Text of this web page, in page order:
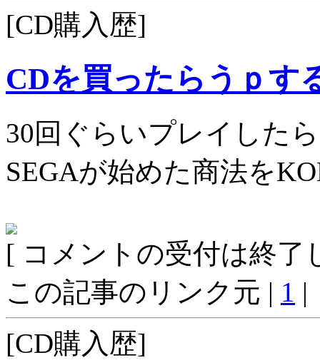
[CD購入歴]
CDを買ったらうｐす
30回ぐらいプレイした
SEGAが始めた商法を
[ コメントの受付は終了
この記事のリンク元 | 1 |
[CD購入歴]